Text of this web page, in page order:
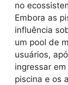
no
Embora as
influência
um pool de
usuários,
ingressar
piscina e os